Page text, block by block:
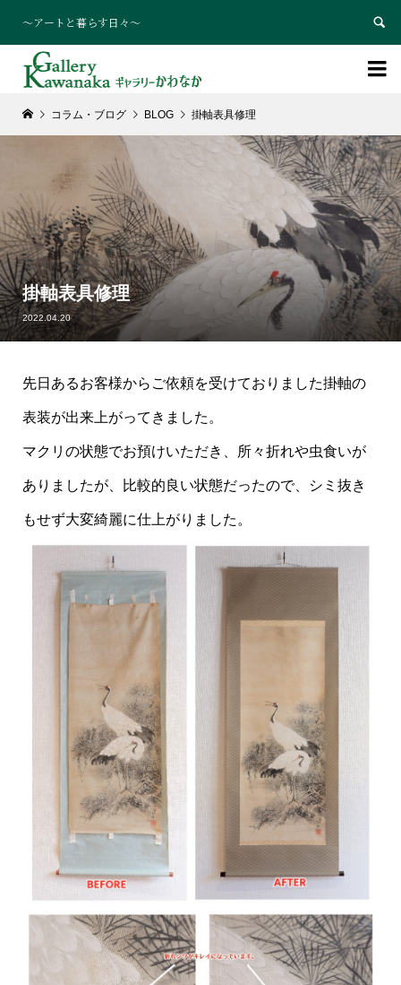
～アートと暮らす日々～ 

コラム・ブログ BLOG 掛軸表具修理
掛軸表具修理
2022.04.20
先日あるお客様からご依頼を受けておりました掛軸の
表装が出来上がってきました。
マクリの状態でお預けいただき、所々折れや虫食いが
ありましたが、比較的良い状態だったので、シミ抜き
もせず大変綺麗に仕上がりました。